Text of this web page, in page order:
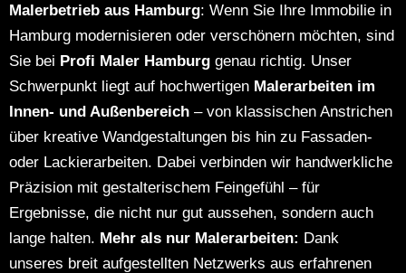
Malerbetrieb aus Hamburg: Wenn Sie Ihre Immobilie in
Hamburg modernisieren oder verschönern möchten, sind
Sie bei Profi Maler Hamburg genau richtig. Unser
Schwerpunkt liegt auf hochwertigen Malerarbeiten im
Innen- und Außenbereich – von klassischen Anstrichen
über kreative Wandgestaltungen bis hin zu Fassaden-
oder Lackierarbeiten. Dabei verbinden wir handwerkliche
Präzision mit gestalterischem Feingefühl – für
Ergebnisse, die nicht nur gut aussehen, sondern auch
lange halten. Mehr als nur Malerarbeiten: Dank
unseres breit aufgestellten Netzwerks aus erfahrenen